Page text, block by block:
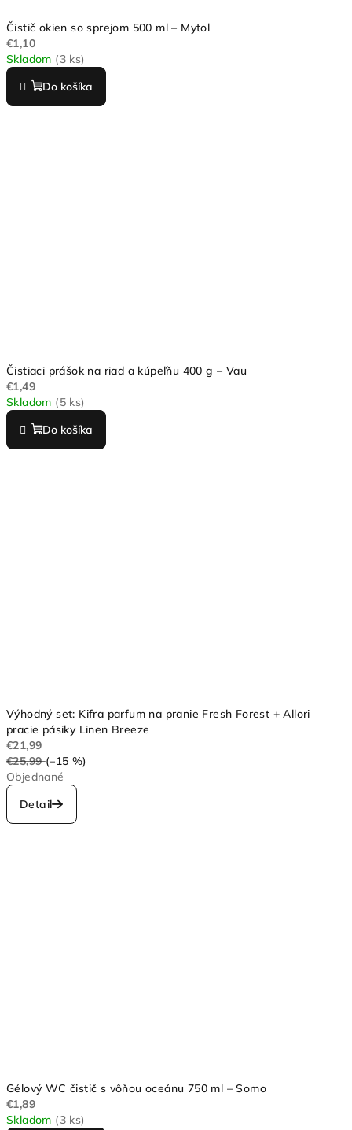
Čistič okien so sprejom 500 ml – Mytol
€1,10
Skladom (3 ks)
Do košíka
Čistiaci prášok na riad a kúpeľňu 400 g – Vau
€1,49
Skladom (5 ks)
Do košíka
Výhodný set: Kifra parfum na pranie Fresh Forest + Allori
pracie pásiky Linen Breeze
€21,99
€25,99 (–15 %)
Objednané
Detail
Gélový WC čistič s vôňou oceánu 750 ml – Somo
€1,89
Skladom (3 ks)